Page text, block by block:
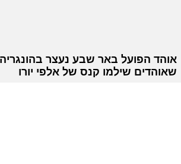
אוהד הפועל באר שבע נעצר
שאוהדים שילמו קנס של אלפי יורו